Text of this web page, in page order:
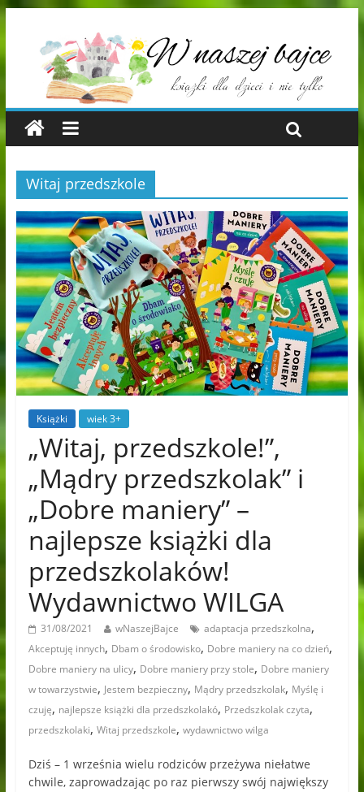
Witaj przedszkole
Książki wiek 3+
„Witaj, przedszkole!”,
„Mądry przedszkolak” i
„Dobre maniery” –
najlepsze książki dla
przedszkolaków!
Wydawnictwo WILGA
31/08/2021 wNaszejBajce adaptacja przedszkolna,
Akceptuję innych, Dbam o środowisko, Dobre maniery na co dzień,
Dobre maniery na ulicy, Dobre maniery przy stole, Dobre maniery
w towarzystwie, Jestem bezpieczny, Mądry przedszkolak, Myślę i
czuję, najlepsze książki dla przedszkolakó, Przedszkolak czyta,
przedszkolaki, Witaj przedszkole, wydawnictwo wilga
Dziś – 1 września wielu rodziców przeżywa niełatwe
chwile, zaprowadzając po raz pierwszy swój największy